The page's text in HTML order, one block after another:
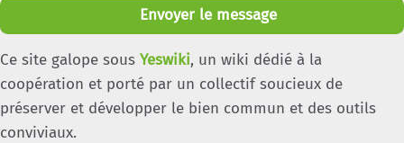
Envoyer le message
Ce site galope sous Yeswiki, un wiki dédié à la
coopération et porté par un collectif soucieux de
préserver et développer le bien commun et des outils
conviviaux.